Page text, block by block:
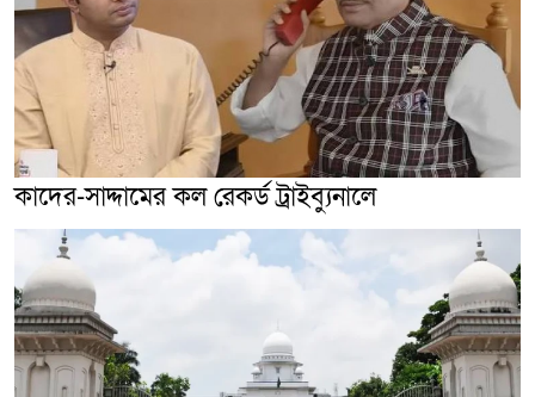
কাদের-সাদ্দামের কল রেকর্ড ট্রাইব্যুনালে